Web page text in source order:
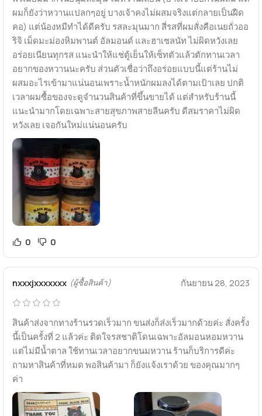
ผมก็ยังว่าหวานแปลกๆอยู่ บางเจ้าคงไม่ผสมจริงแต่กลายเป็นฝืด
คอ) แต่น้องหมีทำได้ดีครับ รสละมุนมาก สี่รสที่ผมสั่งคือเนยถั่วออ
ริจิ เม็ดมะม่องหิมพานต์ อัลมอนด์ และฮาเซลนัท ไม่ผิดหวังเลย
อร่อยเนียนทุกรส แนะนำให้แช่ตู้เย็นให้เซ็ทตัวแล้วตักทานเวลา
อยากของหวานนะครับ ส่วนตัวเชื่อว่าถึงอร่อยแบบนี้แต่ร้านไม่
ผสมอะไรเข้ามาแน่นอนเพราะน้ำหนักผมลงได้ตามเป้าเลย ปกติ
เวลาผมซื้อของจะดูจำนวนสินค้าที่ขึ้นขายได้ แต่สำหรับร้านนี้
แนะนำมากโดยเฉพาะสายสุขภาพสายลีนครับ ดีสมราคาไม่ผิด
หวังเลย เจอกันใหม่แน่นอนครับ
0 0
nxxxjxxxxxxx (ผู้ซื้อสินค้า) กันยายน 28, 2023
สินค้าส่งจากทางร้านรวดเร็วมาก ขนส่งก็ส่งเร็วมากด้วยค่ะ สั่งครั้ง
นี้เป็นครั้งที่ 2 แล้วค่ะ ติดใจรสชาติโดนเฉพาะอัลมอนหอมหวาน
แต่ไม่มีน้ำตาล ใช้ทานเวลาอยากขนมหวาน ร้านก็บริการดีค่ะ
ถามหาสินค้าที่หมด พอสินค้ามา ก็ยังแจ้งเราด้วย ของคุณมากๆ
ค่า